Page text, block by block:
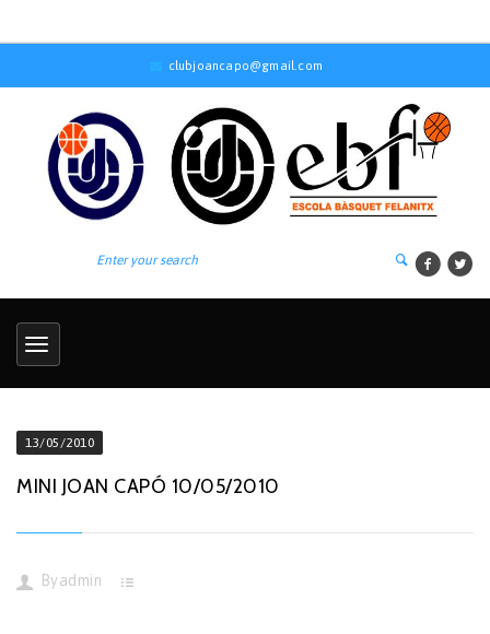
clubjoancapo@gmail.com
13/05/2010
MINI JOAN CAPÓ 10/05/2010
Byadmin